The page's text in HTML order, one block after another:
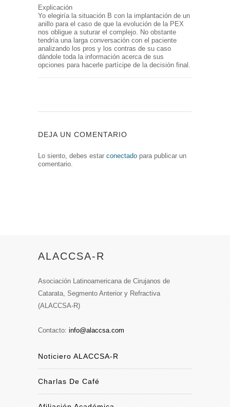
Explicación
Yo elegiría la situación B con la implantación de un
anillo para el caso de que la evolución de la PEX
nos obligue a suturar el complejo. No obstante
tendría una larga conversación con el paciente
analizando los pros y los contras de su caso
dándole toda la información acerca de sus
opciones para hacerle partícipe de la decisión final.
DEJA UN COMENTARIO
Lo siento, debes estar conectado para publicar un
comentario.
ALACCSA-R
Asociación Latinoamericana de Cirujanos de
Catarata, Segmento Anterior y Refractiva
(ALACCSA-R)
Contacto: info@alaccsa.com
Noticiero ALACCSA-R
Charlas De Café